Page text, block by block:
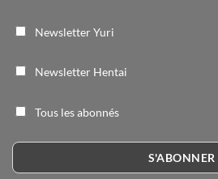
Newsletter Yuri
Newsletter Hentai
Tous les abonnés